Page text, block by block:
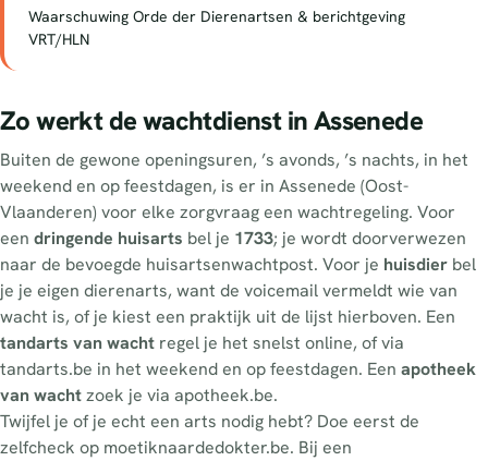
Waarschuwing Orde der Dierenartsen & berichtgeving
VRT/HLN
Zo werkt de wachtdienst in Assenede
Buiten de gewone openingsuren, ’s avonds, ’s nachts, in het
weekend en op feestdagen, is er in Assenede (Oost-
Vlaanderen) voor elke zorgvraag een wachtregeling. Voor
een dringende huisarts bel je 1733; je wordt doorverwezen
naar de bevoegde huisartsenwachtpost. Voor je huisdier bel
je je eigen dierenarts, want de voicemail vermeldt wie van
wacht is, of je kiest een praktijk uit de lijst hierboven. Een
tandarts van wacht regel je het snelst online, of via
tandarts.be in het weekend en op feestdagen. Een apotheek
van wachtzoek je via apotheek.be.
Twijfel je of je echt een arts nodig hebt? Doe eerst de
zelfcheck op moetiknaardedokter.be. Bij een